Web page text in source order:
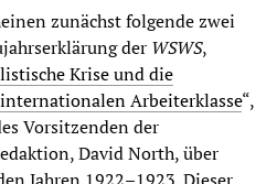
zunächst folgende zwei
der WSWS,
Krise und die
Arbeiterklasse“,
Vorsitzenden der
David North, über
Jahren 1922–1923. Dieser